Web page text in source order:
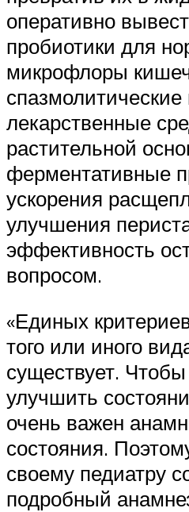
оперативно
пробиотики для
микрофлоры
лекарственные
растительной
ферментативные
ускорения
улучшения
эффективность
вопросом.
«Единых
того или иного
существует. Чтобы
улучшить
очень важен
состояния.
своему педиатру
подробный